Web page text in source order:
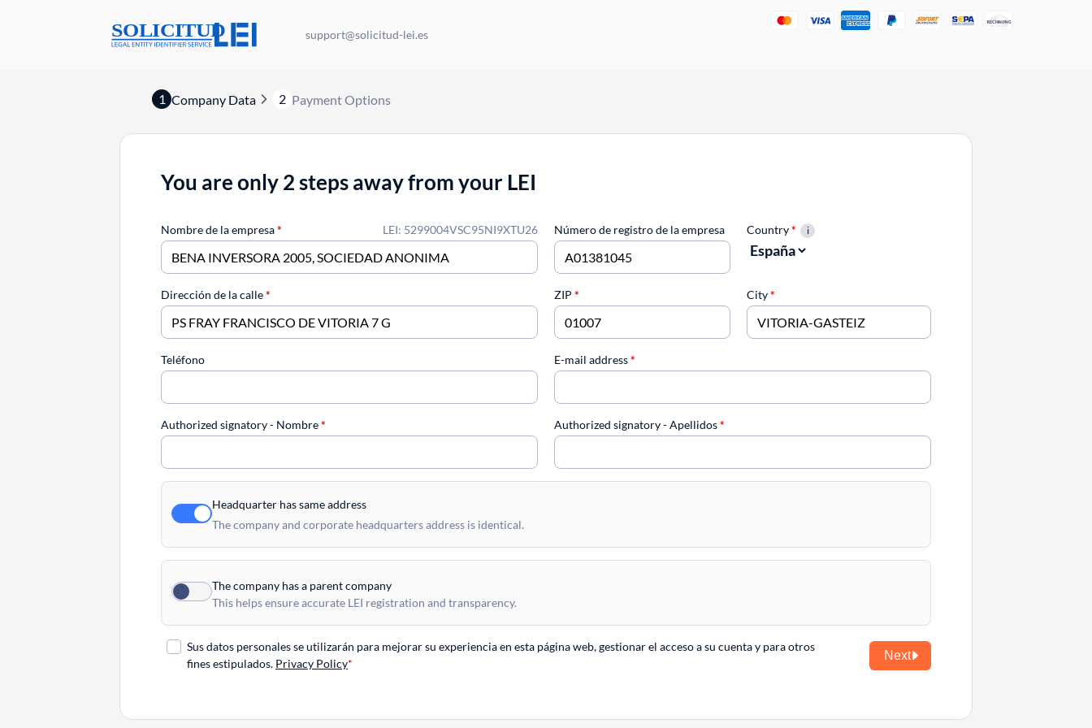
support@solicitud-lei.es
1 Company Data 2 Payment Options
You are only 2 steps away from your LEI
LEI: 5299004VSC95NI9XTU26
Nombre de la empresa* Número de registro de la empresa Country*
Dirección de la calle* ZIP * City*
Teléfono E-mail address*
Authorized signatory - Nombre* Authorized signatory - Apellidos*
Headquarter has same address
The company and corporate headquarters address is identical.
The company has a parent company
This helps ensure accurate LEI registration and transparency.
Sus datos personales se utilizarán para mejorar su experiencia en esta página web, gestionar el acceso a su cuenta y para otros
fines estipulados. Privacy Policy
Next